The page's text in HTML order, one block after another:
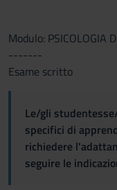
Modulo: PSICOLOGIA
-------
Esame scritto
Le/gli
specifici di
richiedere
seguire le